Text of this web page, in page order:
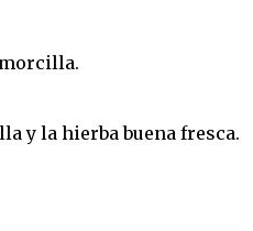
y la hierba buena fresca.